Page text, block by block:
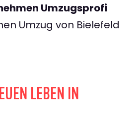
Umzugsprofi
Umzug von Bielefeld
LEBEN IN